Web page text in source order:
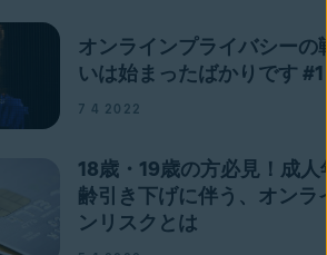
オンラインプライバシーの
いは始まったばかりです #1
7 4 2022
18歳・19歳の方必見！成人
齢引き下げに伴う、オンラ
ンリスクとは